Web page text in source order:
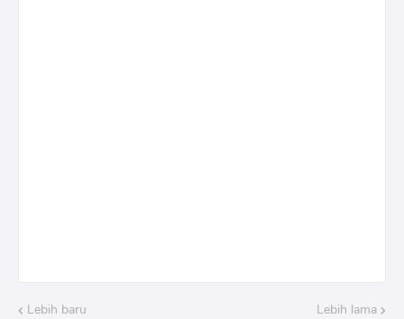
Lebih baru Lebih lama